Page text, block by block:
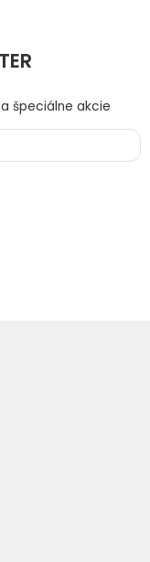
špeciálne akcie